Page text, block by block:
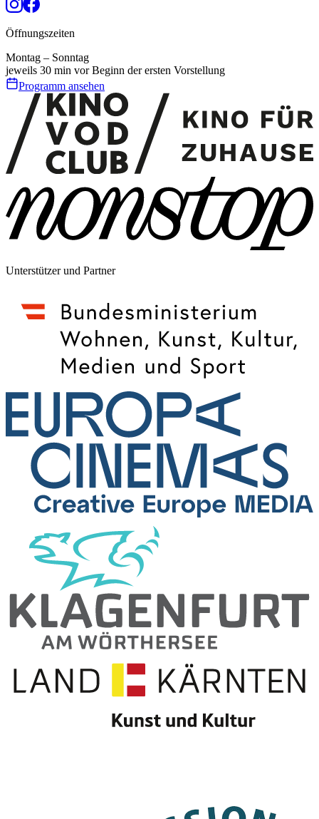
Öffnungszeiten
Montag – Sonntag
jeweils 30 min vor Beginn der ersten Vorstellung
Programm ansehen
Unterstützer und Partner